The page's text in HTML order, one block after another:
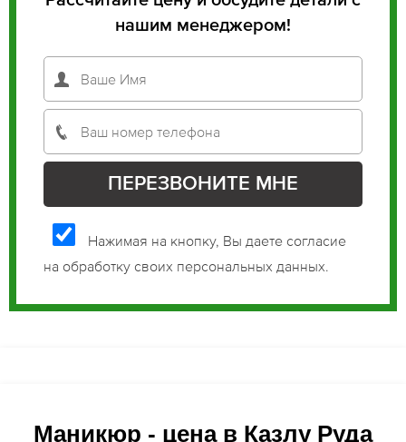
нашим менеджером!
Нажимая на кнопку, Вы даете согласие
на обработку своих персональных данных.
Маникюр - цена в Казлу Руда